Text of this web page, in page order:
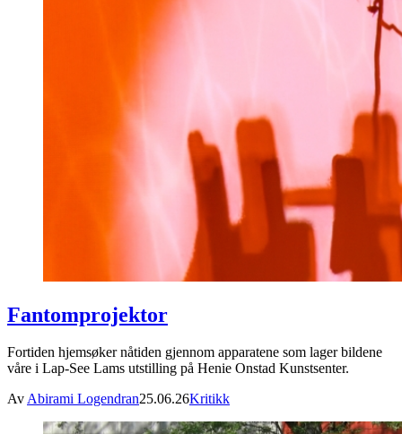
Fantomprojektor
Fortiden hjemsøker nåtiden gjennom apparatene som lager bildene
våre i Lap-See Lams utstilling på Henie Onstad Kunstsenter.
AvAbirami Logendran25.06.26Kritikk